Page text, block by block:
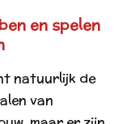
en spelen
natuurlijk de
van